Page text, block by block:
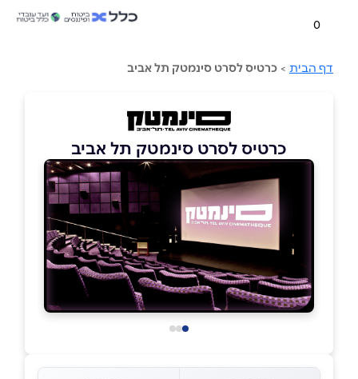
0
דף הבית > כרטיס לסרט סינמטק תל אביב
כרטיס לסרט סינמטק תל אביב